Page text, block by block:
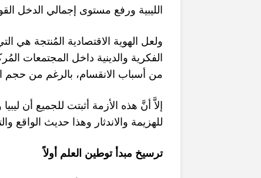
الليبية ورفع مستوى إجمالي الدخل
ولعل الهوية الاقتصادية المُنتجة هي
الفكرية والدينية داخل المجتمعات
من أسباب الانقسام، بالرغم من حجم
إلاَّ أنَّ هذه الأزمة أثبتت للجميع أن
للهزيمة والاندثار وهذا حديث الواقع
ترسيخ مبدأ توطين العلم أولاً